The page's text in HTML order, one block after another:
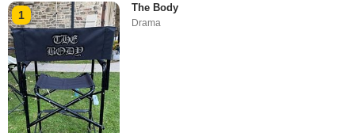
1
The Body
Drama